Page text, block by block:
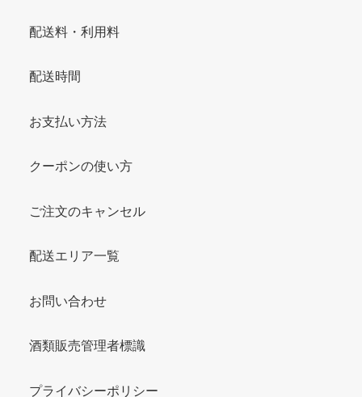
配送料・利用料
配送時間
お支払い方法
クーポンの使い方
ご注文のキャンセル
配送エリア一覧
お問い合わせ
酒類販売管理者標識
プライバシーポリシー